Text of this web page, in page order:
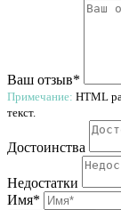
Ваш отзыв*
Примечание: HTML
текст.
Достоинства
Недостатки
Имя*